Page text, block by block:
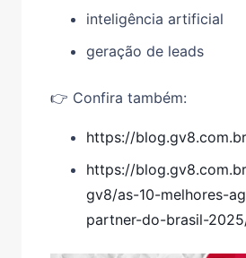
inteligência artificial
geração de leads
👉 Confira também:
https://blog.gv8.com.br
https://
gv8/as-10-melhores-
partner-do-brasil-